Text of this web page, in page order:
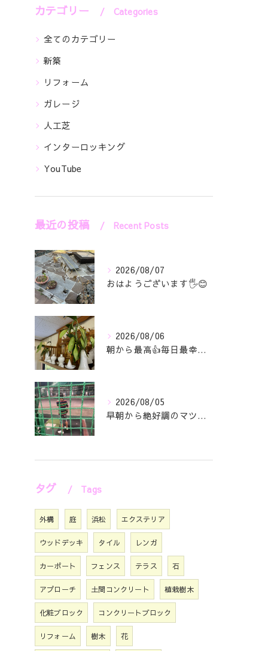
カテゴリー Categories
全てのカテゴリー
新築
リフォーム
ガレージ
人工芝
インターロッキング
YouTube
最近の投稿 Recent Posts
2026/08/07
おはようございます🖐️😊
2026/08/06
朝から最高👍毎日最幸の😁マツジン社長でございます🤗
2026/08/05
早朝から絶好調のマツジン社長でございます✌️😁
タグ Tags
外構 庭 浜松 エクステリア
ウッドデッキ タイル レンガ
カーポート フェンス テラス 石
アプローチ 土間コンクリート 植栽樹木
化粧ブロック コンクリートブロック
リフォーム 樹木 花